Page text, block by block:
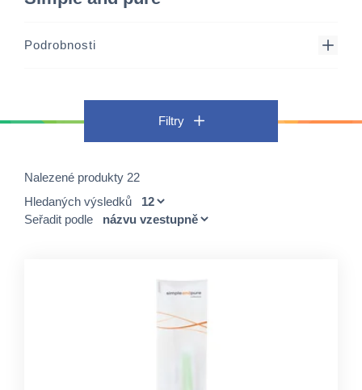
Podrobnosti
Filtry
Nalezené produkty 22
Hledaných výsledků
Seřadit podle